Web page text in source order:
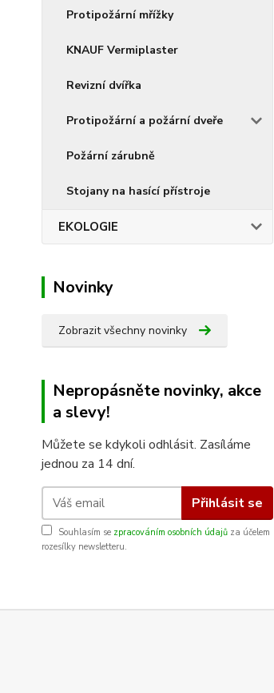
Protipožární mřížky
KNAUF Vermiplaster
Revizní dvířka
Protipožární a požární dveře
Požární zárubně
Stojany na hasící přístroje
EKOLOGIE
Novinky
Zobrazit všechny novinky
Nepropásněte novinky, akce
a slevy!
Můžete se kdykoli odhlásit. Zasíláme
jednou za 14 dní.
Přihlásit se
Souhlasím se zpracováním osobních údajů za účelem
rozesílky newsletteru.